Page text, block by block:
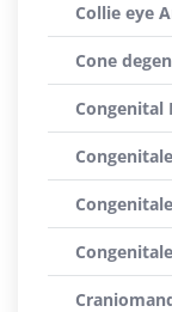
Collie eye
Cone
Congenital